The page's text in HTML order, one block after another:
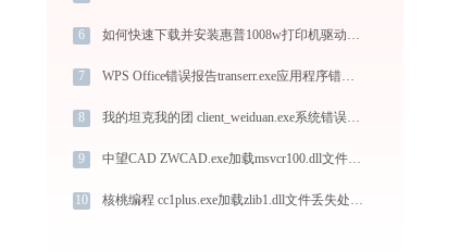
6 如何快速下载并安装惠普1008w打印机驱动：详细步骤解析
7 WPS Office错误报告transerr.exe应用程序错误0xc000000d解决方法
8 我的坦克我的团 client_weiduan.exe系统错误msvcr100.dll丢失如何解决
9 中望CAD ZWCAD.exe加载msvcr100.dll文件丢失处理办法
10 核桃编程 cc1plus.exe加载zlib1.dll文件丢失处理办法